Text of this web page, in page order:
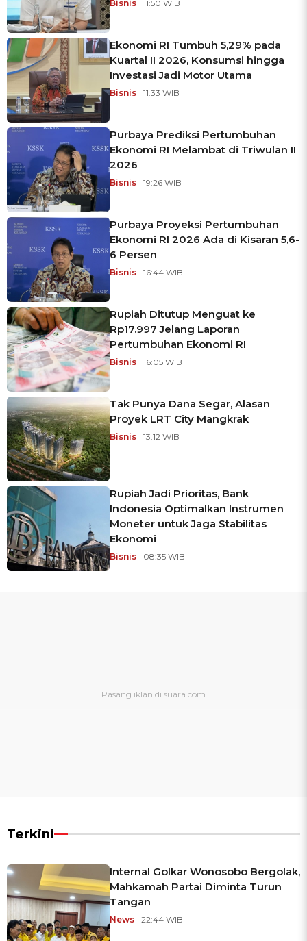
Bisnis | 11:50 WIB
Ekonomi RI Tumbuh 5,29% pada
Kuartal II 2026, Konsumsi hingga
Investasi Jadi Motor Utama
Bisnis | 11:33 WIB
Purbaya Prediksi Pertumbuhan
Ekonomi RI Melambat di Triwulan II
2026
Bisnis | 19:26 WIB
Purbaya Proyeksi Pertumbuhan
Ekonomi RI 2026 Ada di Kisaran 5,6-
6 Persen
Bisnis | 16:44 WIB
Rupiah Ditutup Menguat ke
Rp17.997 Jelang Laporan
Pertumbuhan Ekonomi RI
Bisnis | 16:05 WIB
Tak Punya Dana Segar, Alasan
Proyek LRT City Mangkrak
Bisnis | 13:12 WIB
Rupiah Jadi Prioritas, Bank
Indonesia Optimalkan Instrumen
Moneter untuk Jaga Stabilitas
Ekonomi
Bisnis | 08:35 WIB
Terkini
Internal Golkar Wonosobo Bergolak,
Mahkamah Partai Diminta Turun
Tangan
News | 22:44 WIB